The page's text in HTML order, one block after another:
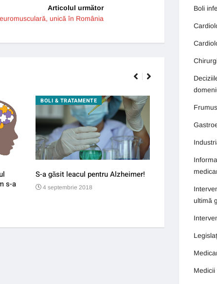
Articolul următor
unică în România
s-a
BOLI & TRATAMENTE
S-a găsit leacul pentru Alzheimer!
4 septembrie 2018
ULTIMĂ
Cum puteți
4 septembrie
Boli
ultimă